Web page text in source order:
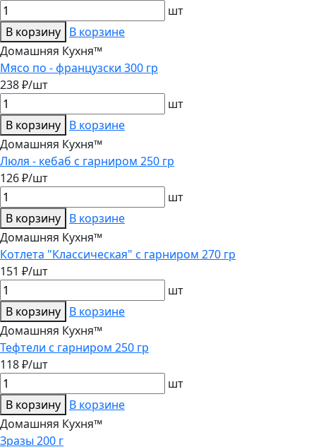
шт
В корзину В корзине
Домашняя Кухня™
Мясо по - французски 300 гр
238 ₽/шт
шт
В корзину В корзине
Домашняя Кухня™
Люля - кебаб с гарниром 250 гр
126 ₽/шт
шт
В корзину В корзине
Домашняя Кухня™
Котлета "Классическая" с гарниром 270 гр
151 ₽/шт
шт
В корзину В корзине
Домашняя Кухня™
Тефтели с гарниром 250 гр
118 ₽/шт
шт
В корзину В корзине
Домашняя Кухня™
Зразы 200 г